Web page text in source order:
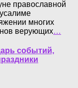
православной
многих
верующих…
событий,